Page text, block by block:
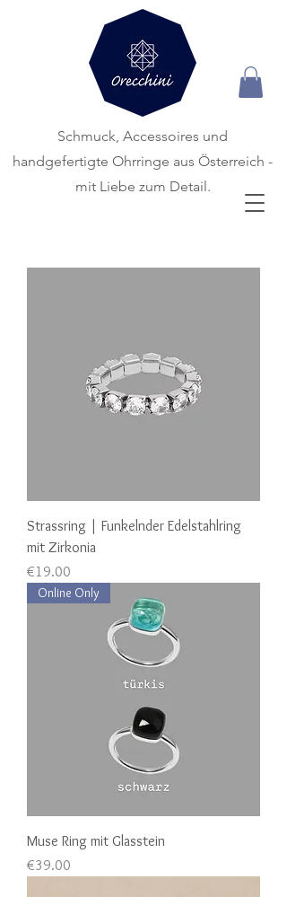
Schmuck, Accessoires und
handgefertigte Ohrringe aus Österreich -
mit Liebe zum Detail.
Strassring | Funkelnder Edelstahlring
mit Zirkonia
Price
€19.00
Online Only
Muse Ring mit Glasstein
Price
€39.00